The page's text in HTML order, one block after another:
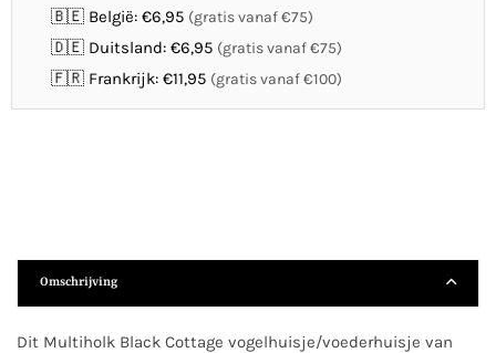
🇧🇪 België: €6,95 (gratis vanaf €75)
🇩🇪 Duitsland: €6,95 (gratis vanaf €75)
🇫🇷 Frankrijk: €11,95 (gratis vanaf €100)
Omschrijving
Dit Multiholk Black Cottage vogelhuisje/voederhuisje van